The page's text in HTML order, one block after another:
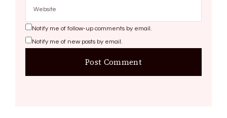
Notify me of follow-up comments by email.
Notify me of new posts by email.